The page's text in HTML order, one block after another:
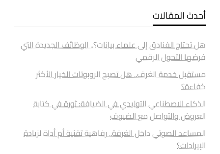
أحدث المقالات
هل تحتاج الفنادق إلى علماء بيانات؟.. الوظائف الجديدة التي
فرضها التحول الرقمي
مستقبل خدمة الغرف.. هل تصبح الروبوتات الخيار الأكثر
كفاءة؟
الذكاء الاصطناعي التوليدي في الضيافة: ثورة في كتابة
العروض والتواصل مع الضيوف
المساعد الصوتي داخل الغرفة.. رفاهية تقنية أم أداة لزيادة
الإيرادات؟